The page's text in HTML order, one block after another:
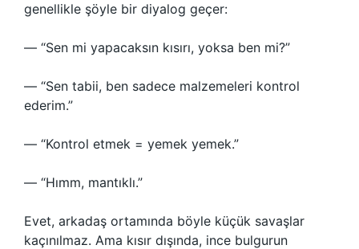
genellikle şöyle bir diyalog geçer:
— “Sen mi yapacaksın kısırı, yoksa ben mi?”
— “Sen tabii, ben sadece malzemeleri kontrol
ederim.”
— “Kontrol etmek = yemek yemek.”
— “Hımm, mantıklı.”
Evet, arkadaş ortamında böyle küçük savaşlar
kaçınılmaz. Ama kısır dışında, ince bulgurun